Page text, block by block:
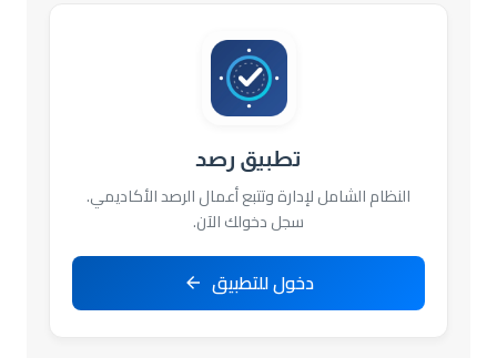
تطبيق رصد
النظام الشامل لإدارة وتتبع أعمال الرصد الأكاديمي.
سجل دخولك الآن.
دخول للتطبيق